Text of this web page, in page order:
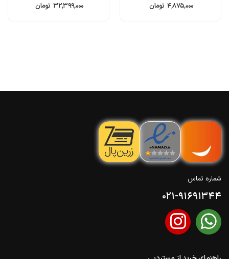
۴,۸۷۵,۰۰۰ تومان
۳۲,۳۹۹,۰۰۰ تومان
شماره تماس
021-91691344